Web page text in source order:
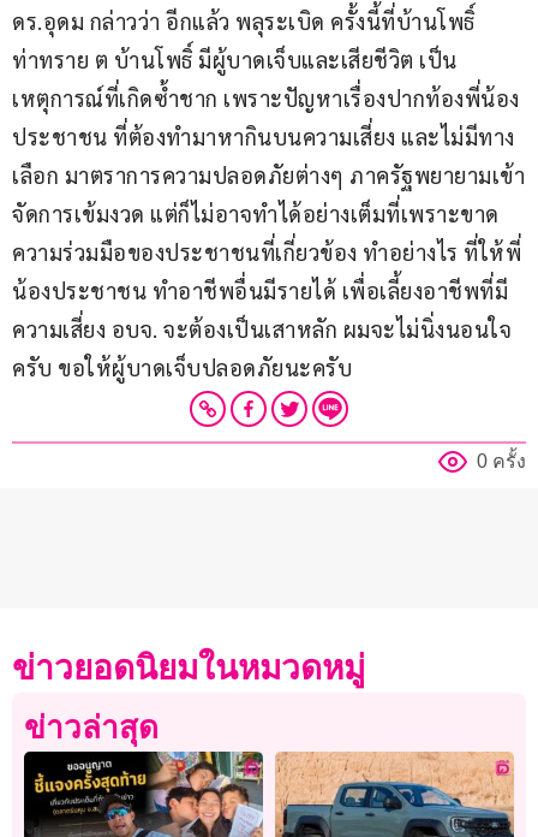
ดร.อุดม กล่าวว่า อีกแล้ว พลุระเบิด ครั้งนี้ที่บ้านโพธิ์
ท่าทราย ต บ้านโพธิ์ มีผู้บาดเจ็บและเสียชีวิต เป็น
เหตุการณ์ที่เกิดซ้ำชาก เพราะปัญหาเรื่องปากท้องพี่น้อง
ประชาชน ที่ต้องทำมาหากินบนความเสี่ยง และไม่มีทาง
เลือก มาตราการความปลอดภัยต่างๆ ภาครัฐพยายามเข้า
จัดการเข้มงวด แต่ก็ไม่อาจทำได้อย่างเต็มที่เพราะขาด
ความร่วมมือของประชาชนที่เกี่ยวข้อง ทำอย่างไร ที่ให้พี่
น้องประชาชน ทำอาชีพอื่นมีรายได้ เพื่อเลี้ยงอาชีพที่มี
ความเสี่ยง อบจ. จะต้องเป็นเสาหลัก ผมจะไม่นิ่งนอนใจ
ครับ ขอให้ผู้บาดเจ็บปลอดภัยนะครับ
0 ครั้ง
ข่าวยอดนิยมในหมวดหมู่
ข่าวล่าสุด